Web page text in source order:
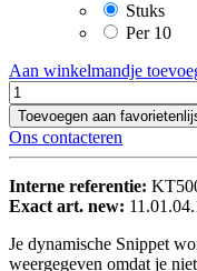
Stuks
Per 10
Aan winkelmandje
Toevoegen aan
Ons contacteren
Interne referentie:
Exact art. new:
Je dynamische Snippet
weergegeven omdat je